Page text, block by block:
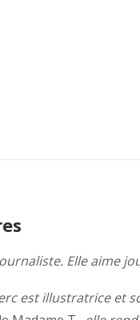
Elle aime
est illustratrice et